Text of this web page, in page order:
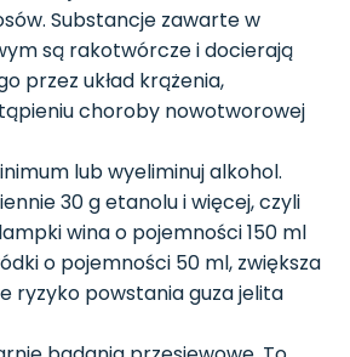
Substancje zawarte w
są rakotwórcze i docierają
przez układ krążenia,
choroby nowotworowej
lub wyeliminuj alkohol.
30 g etanolu i więcej, czyli
lampki wina o pojemności 150 ml
o pojemności 50 ml, zwiększa
ryzyko powstania guza jelita